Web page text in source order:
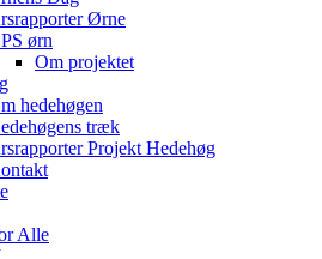
Ørne
ørn
Om projektet
hedehøgen
træk
Projekt Hedehøg
Alle